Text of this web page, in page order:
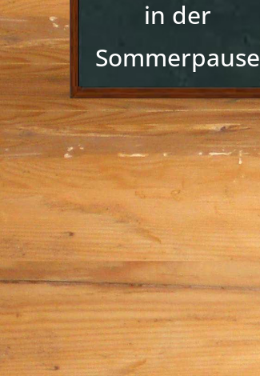
in der
Sommerpause